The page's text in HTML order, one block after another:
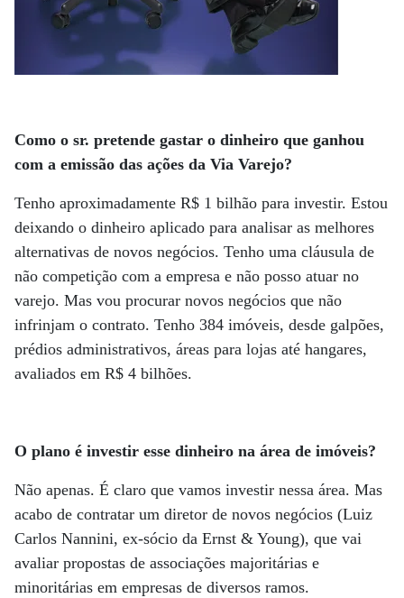
Como o sr. pretende gastar o dinheiro que ganhou
com a emissão das ações da Via Varejo?
Tenho aproximadamente R$ 1 bilhão para investir. Estou
deixando o dinheiro aplicado para analisar as melhores
alternativas de novos negócios. Tenho uma cláusula de
não competição com a empresa e não posso atuar no
varejo. Mas vou procurar novos negócios que não
infrinjam o contrato. Tenho 384 imóveis, desde galpões,
prédios administrativos, áreas para lojas até hangares,
avaliados em R$ 4 bilhões.
O plano é investir esse dinheiro na área de imóveis?
Não apenas. É claro que vamos investir nessa área. Mas
acabo de contratar um diretor de novos negócios (Luiz
Carlos Nannini, ex-sócio da Ernst & Young), que vai
avaliar propostas de associações majoritárias e
minoritárias em empresas de diversos ramos.